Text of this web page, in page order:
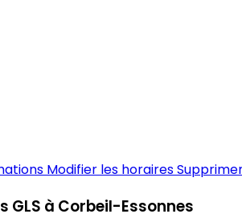
Modifier les horaires
GLS à Corbeil-Essonnes